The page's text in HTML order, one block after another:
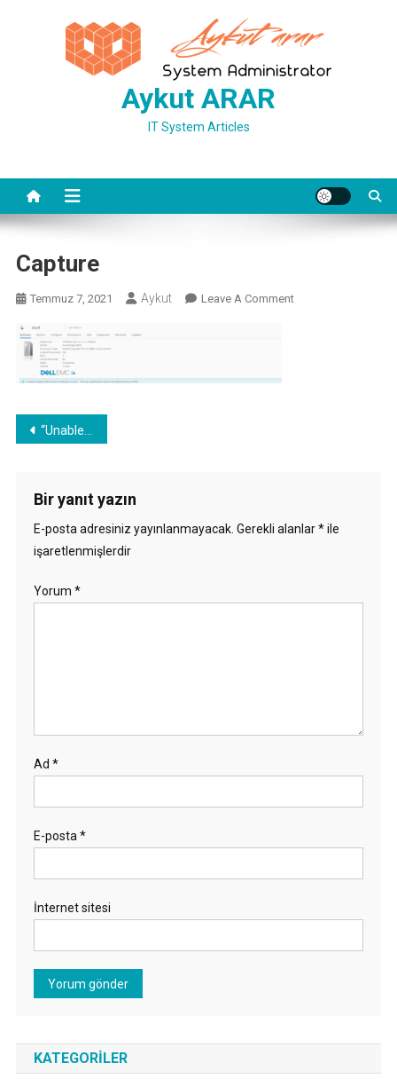
Aykut ARAR
IT System Articles
Capture
Temmuz 7, 2021 Aykut Leave A CommentOn
Yazı
“Unable to apply DRS resource settings on host” error in vCenter Server
Bir yanıt yazın
E-posta adresiniz yayınlanmayacak. Gerekli alanlar*ile
işaretlenmişlerdir
Yorum *
Ad *
E-posta *
İnternet sitesi
KATEGORILER